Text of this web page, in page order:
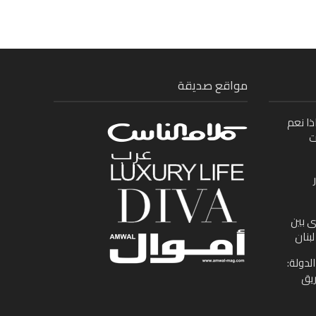
مواقع صديقة
نعم
بين